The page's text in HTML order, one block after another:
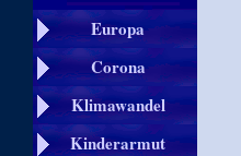
Europa
Corona
Klimawandel
Kinderarmut